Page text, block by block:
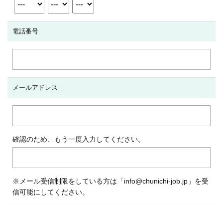
電話番号
メールアドレス
確認のため、もう一度入力してください。
※メール受信制限をしている方は「info@chunichi-job.jp」を受
信可能にしてください。